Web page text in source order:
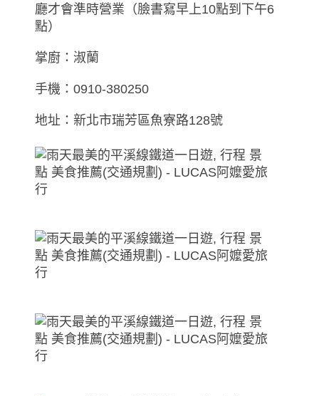
廳才會準時營業（臉書寫早上10點到下午6
點）
掌廚：淑蘭
手機：0910-380250
地址：新北市瑞芳區魚寮路128號